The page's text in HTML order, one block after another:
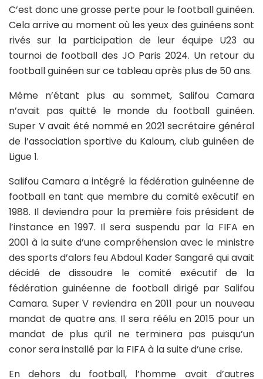
C’est donc une grosse perte pour le football guinéen.
Cela arrive au moment où les yeux des guinéens sont
rivés sur la participation de leur équipe U23 au
tournoi de football des JO Paris 2024. Un retour du
football guinéen sur ce tableau après plus de 50 ans.
Même n’étant plus au sommet, Salifou Camara
n’avait pas quitté le monde du football guinéen.
Super V avait été nommé en 2021 secrétaire général
de l’association sportive du Kaloum, club guinéen de
Ligue 1.
Salifou Camara a intégré la fédération guinéenne de
football en tant que membre du comité exécutif en
1988. Il deviendra pour la première fois président de
l’instance en 1997. Il sera suspendu par la FIFA en
2001 à la suite d’une compréhension avec le ministre
des sports d’alors feu Abdoul Kader Sangaré qui avait
décidé de dissoudre le comité exécutif de la
fédération guinéenne de football dirigé par Salifou
Camara. Super V reviendra en 2011 pour un nouveau
mandat de quatre ans. Il sera réélu en 2015 pour un
mandat de plus qu’il ne terminera pas puisqu’un
conor sera installé par la FIFA à la suite d’une crise.
En dehors du football, l’homme avait d’autres